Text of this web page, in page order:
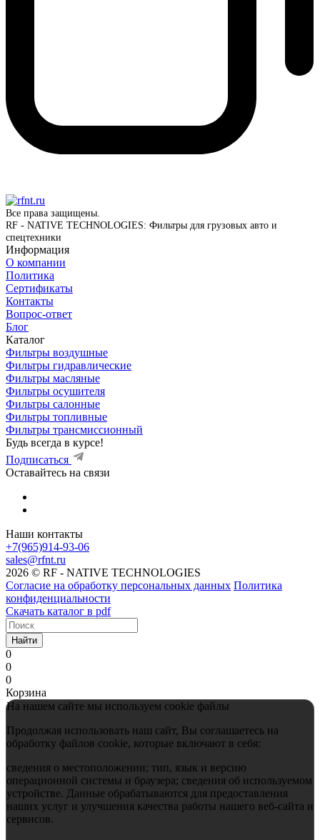
Все права защищены.
RF - NATIVE TECHNOLOGIES: Фильтры для грузовых авто и
спецтехники
Информация
О компании
Политика
Сертификаты
Контакты
Вопрос-ответ
Блог
Каталог
Фильтры воздушные
Фильтры гидравлические
Фильтры масляные
Фильтры осушителя
Фильтры салонные
Фильтры топливные
Фильтры трансмиссионный
Будь всегда в курсе!
Подписаться
Оставайтесь на связи
Наши контакты
+7(965)914-93-06
sales@rfnt.ru
2026 © RF - NATIVE TECHNOLOGIES
Согласие на обработку персональных данных Политика
конфиденциальности
Скачать каталог в pdf
Найти
0
0
0
Корзина
На нашем сайте мы используем cookie файлы
Продолжая использовать наш сайт, Вы соглашаетесь на
обработку файлов cookie, которые включают в себя:
сведения о местоположении; тип, язык и версию
операционной системы и браузера; сведения об используемом
устройстве. Данные обрабатываются для предоставления
наших услуг и улучшения качества работы нашего веб-сайта и
сервисов.